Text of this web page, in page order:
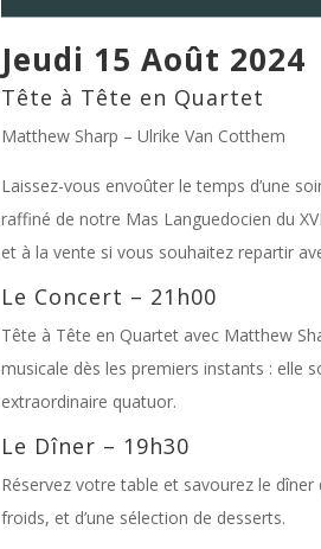
Jeudi 15 Août 2024
Tête à Tête en Quartet
Matthew Sharp – Ulrike Van Cotthem
Laissez-vous envoûter le temps d’une
raffiné de notre Mas Languedocien du
et à la vente si vous souhaitez repartir
Le Concert – 21h00
Tête à Tête en Quartet avec Matthew
musicale dès les premiers instants : elle
extraordinaire quatuor.
Le Dîner – 19h30
Réservez votre table et savourez le
froids, et d’une sélection de desserts.